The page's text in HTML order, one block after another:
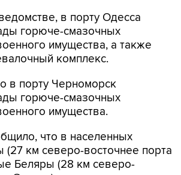
в порту Одесса
горюче-смазочных
имущества, а также
комплекс.
в порту Черноморск
горюче-смазочных
имущества.
что в населенных
(27 км северо-восточнее порта
Беляры (28 км северо-